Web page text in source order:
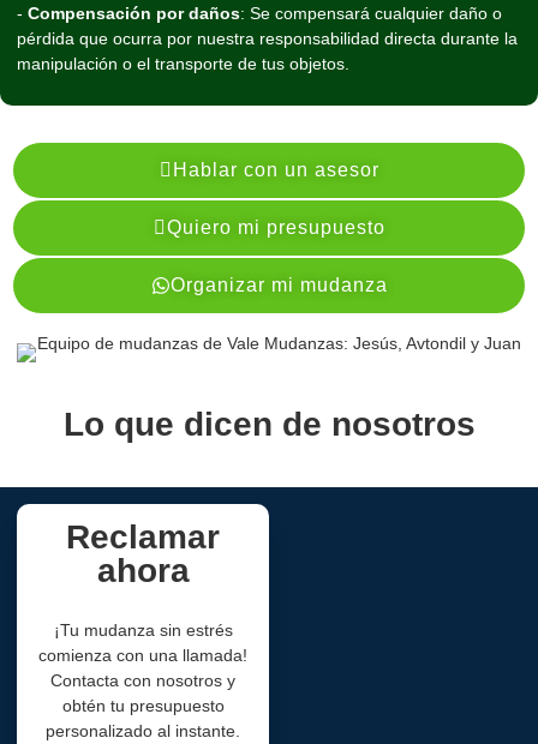
- Compensación por daños: Se compensará cualquier daño o
pérdida que ocurra por nuestra responsabilidad directa durante la
manipulación o el transporte de tus objetos.
Hablar con un asesor
Quiero mi presupuesto
Organizar mi mudanza
Lo que dicen de nosotros
Reclamar
ahora
¡Tu mudanza sin estrés
comienza con una llamada!
Contacta con nosotros y
obtén tu presupuesto
personalizado al instante.